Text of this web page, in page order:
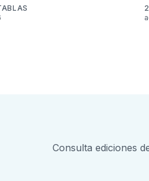
Consulta ediciones